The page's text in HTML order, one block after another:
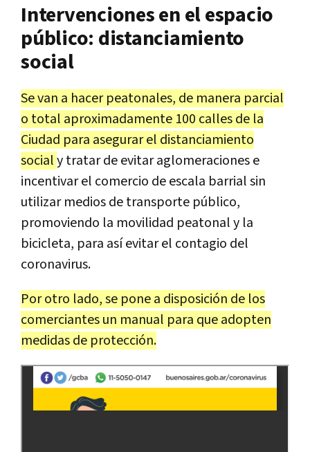
Intervenciones en el espacio
público: distanciamiento
social
Se van a hacer peatonales, de manera parcial
o total aproximadamente 100 calles de la
Ciudad para asegurar el distanciamiento
socialy tratar de evitar aglomeraciones e
incentivar el comercio de escala barrial sin
utilizar medios de transporte público,
promoviendo la movilidad peatonal y la
bicicleta, para así evitar el contagio del
coronavirus.
Por otro lado, se pone a disposición de los
comerciantes un manual para que adopten
medidas de protección.